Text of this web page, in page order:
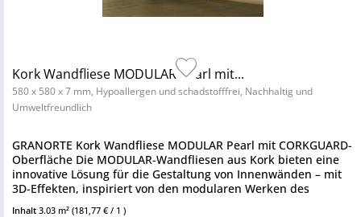
Kork Wandfliese MODULAR Pearl mit...
580 x 580 x 7 mm, Hypoallergen und schadstofffrei, Nachhaltig und
Umweltfreundlich
GRANORTE Kork Wandfliese MODULAR Pearl mit CORKGUARD-
Oberfläche Die MODULAR-Wandfliesen aus Kork bieten eine
innovative Lösung für die Gestaltung von Innenwänden – mit
3D-Effekten, inspiriert von den modularen Werken des
Architekten Le...
Inhalt 3.03 m² (181,77 € / 1 )